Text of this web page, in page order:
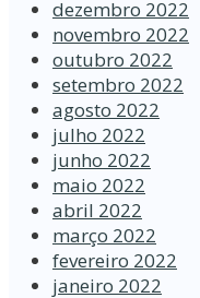
dezembro 2022
novembro 2022
outubro 2022
setembro 2022
agosto 2022
julho 2022
junho 2022
maio 2022
abril 2022
março 2022
fevereiro 2022
janeiro 2022